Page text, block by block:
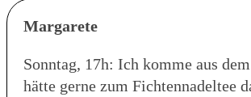
Margarete
Sonntag, 17h: Ich komme aus
hätte gerne zum Fichtennadeltee